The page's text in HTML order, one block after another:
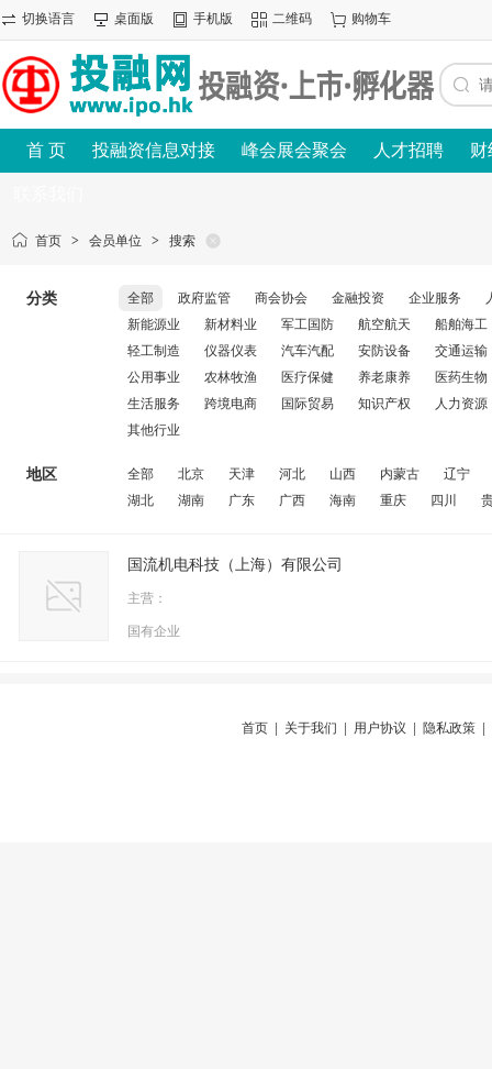
切换语言 桌面版 手机版 二维码 购物车
首 页 投融资信息对接 峰会展会聚会 人才招聘 财
首页 > 会员单位 > 搜索
分类 全部 政府监管 商会协会 金融投资 企业服务
新能源业
新材料业 军工国防 航空航天
船舶海工
轻工制造
仪器仪表 汽车汽配 安防设备
交通运输
公用事业
农林牧渔 医疗保健 养老康养
医药生物
生活服务
跨境电商 国际贸易 知识产权
人力资源
其他行业
地区 全部 北京 天津 河北 山西 内蒙古
辽宁
湖北
湖南 广东 广西 海南 重庆 四川
国流机电科技（上海）有限公司
主营：
国有企业
首页 关于我们 用户协议 隐私政策